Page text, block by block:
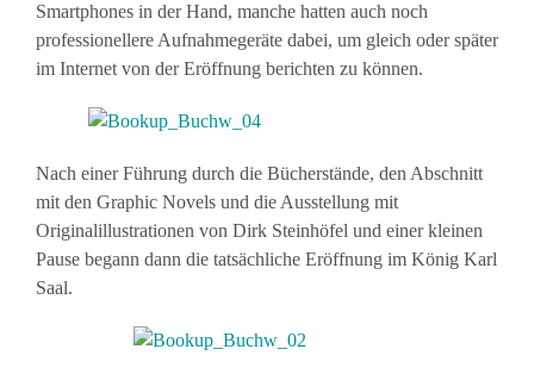
Smartphones in der Hand, manche hatten auch noch
professionellere Aufnahmegeräte dabei, um gleich oder später
im Internet von der Eröffnung berichten zu können.
Nach einer Führung durch die Bücherstände, den Abschnitt
mit den Graphic Novels und die Ausstellung mit
Originalillustrationen von Dirk Steinhöfel und einer kleinen
Pause begann dann die tatsächliche Eröffnung im König Karl
Saal.